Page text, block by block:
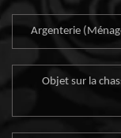
Argenterie
Objet sur la